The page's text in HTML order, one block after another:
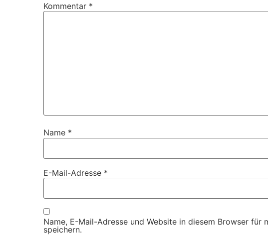
Kommentar *
Name *
E-Mail-Adresse *
Name, E-Mail-Adresse und Website in diesem Browser für
speichern.